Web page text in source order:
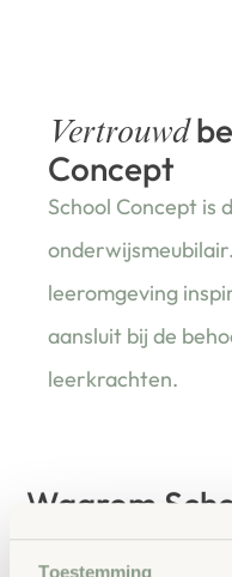
Toestemming
Vertrouwd
Concept
School Concept is
leeromgeving
aansluit bij de
leerkrachten.
Waarom
Maatwerk: ieder
en onze ervaring